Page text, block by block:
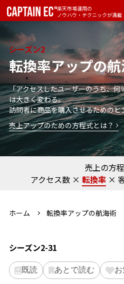
楽天市場運用の
ノウハウ・テクニックが満載
シーズン2
転換率アップの
「アクセスしたユーザーのうち、
は大きく変わる。
訪問者に商品を購入させるためのヒ
売上アップのための方程式とは？
売上の方
アクセス数× 転換率×
ホーム 転換率アップの航海術
シーズン2-31
既読 あとで読む お